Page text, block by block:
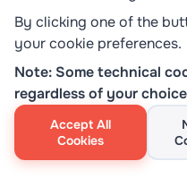
Konfiguration
Verwenden Sie diese
DNSSEC
# Check DNSSEC
By clicking one of the
your cookie preferences.
Note: Some technical
regardless of your
Accept All
Cookies